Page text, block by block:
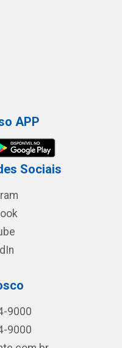
APP
Sociais
9000
9000